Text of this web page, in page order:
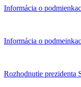
Informácia o
Informácia o
Rozhodnutie prezidenta